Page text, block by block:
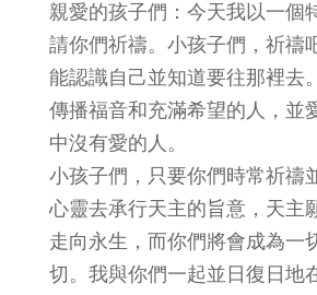
親愛的孩子們：今天我以一個
請你們祈禱。小孩子們，祈禱
能認識自己並知道要往那裡去
傳播福音和充滿希望的人，並
中沒有愛的人。
小孩子們，只要你們時常祈禱
心靈去承行天主的旨意，天主
走向永生，而你們將會成為一
切。我與你們一起並日復日地